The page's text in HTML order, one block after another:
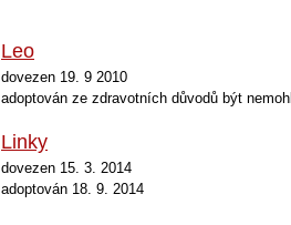
Leo
dovezen 19. 9 2010
adoptován ze zdravotních důvodů být nemohl
Linky
dovezen 15. 3. 2014
adoptován 18. 9. 2014